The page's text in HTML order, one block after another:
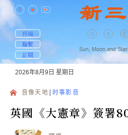
投稿
聯繫
訂閱
Sun, Moon and
2026年8月9日 星期日
音像天地 时事影音
英國《大憲章》簽署